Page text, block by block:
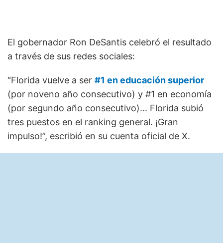
El gobernador Ron DeSantis celebró el resultado
a través de sus redes sociales:
“Florida vuelve a ser #1 en educación superior
(por noveno año consecutivo) y #1 en economía
(por segundo año consecutivo)... Florida subió
tres puestos en el ranking general. ¡Gran
impulso!”, escribió en su cuenta oficial de X.